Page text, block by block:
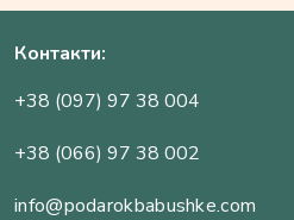
Контакти:
+38 (097) 97 38 004
+38 (066) 97 38 002
info@podarokbabushke.com